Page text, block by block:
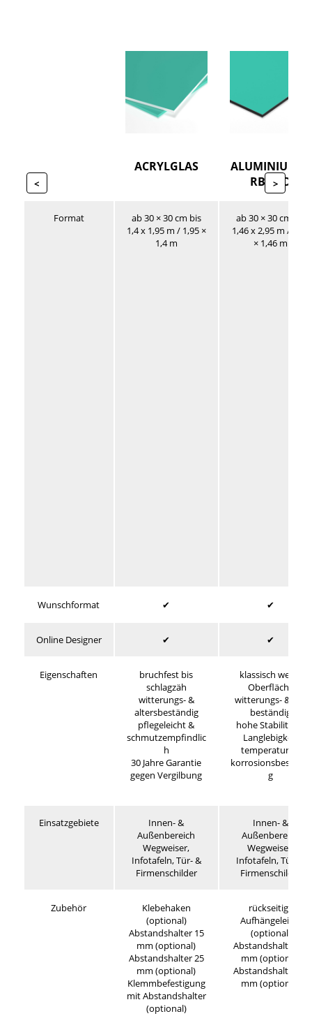
< >
ACRYLGLAS
ALUMINIUMVE
RBUND
Format
ab 30 × 30 cm bis
1,4 x 1,95 m / 1,95 ×
1,4 m
ab 30 × 30 cm bis
1,46 x 2,95 m / 2,95
× 1,46 m
Wunschformat ✔ ✔
Online Designer ✔ ✔
Eigenschaften
bruchfest bis
schlagzäh
witterungs- &
altersbeständig
pflegeleicht &
schmutzempfindlic
h
30 Jahre Garantie
gegen Vergilbung
klassisch weiße
Oberfläche
witterungs- & UV-
beständig
hohe Stabilität &
Langlebigkeit
temperatur- &
korrosionsbeständi
g
Einsatzgebiete
Innen- &
Außenbereich
Wegweiser,
Infotafeln, Tür- &
Firmenschilder
Innen- &
Außenbereich
Wegweiser,
Infotafeln, Tür- &
Firmenschilder
Zubehör
Klebehaken
(optional)
Abstandshalter 15
mm (optional)
Abstandshalter 25
mm (optional)
Klemmbefestigung
mit Abstandshalter
(optional)
rückseitige
Aufhängeleiste
(optional)
Abstandshalter 15
mm (optional)
Abstandshalter 25
mm (optional)